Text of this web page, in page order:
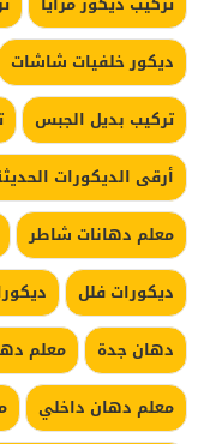
ديكور خلفيات شاشات
تركيب بديل الجبس
أرقى الديكورات
معلم دهانات شاطر
ديكورات فلل
دهان جدة
معلم
معلم دهان داخلي